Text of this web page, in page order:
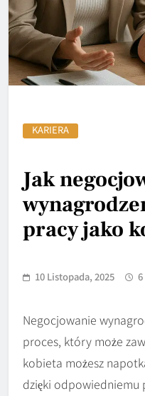
KARIERA
Jak
pracy jako
10 Listopada, 2025
Negocjowanie
proces, który może
kobieta możesz
dzięki